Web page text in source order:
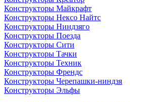
Конструкторы Майкрафт
Конструкторы Нексо Найтс
Конструкторы Ниндзяго
Конструкторы Поезда
Конструкторы Сити
Конструкторы Тачки
Конструкторы Техник
Конструкторы Френдс
Конструкторы Черепашки-ниндзя
Конструкторы Эльфы